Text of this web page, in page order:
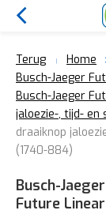
Terug Home
Busch-Jaeger
Busch-Jaeger
jaloezie-, tijd- en
draaiknop
(1740-884)
Busch-
Future